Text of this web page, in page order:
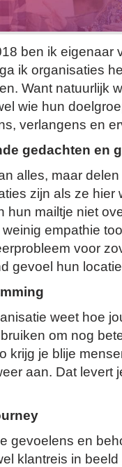
ben ik eigenaar
ik organisaties
Want natuurlijk
wie hun
verlangens en
gedachten en
alles, maar
zijn als ze
hun mailtje niet
empathie
voor
gevoel hun
weet hoe
om nog
krijg je blije
aan. Dat levert
gevoelens en
klantreis in